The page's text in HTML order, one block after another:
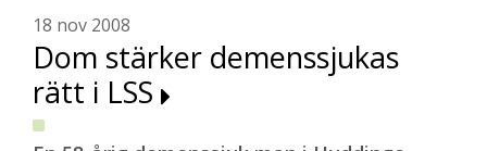
18 nov 2008
Dom stärker demenssjukas
rätt i LSS